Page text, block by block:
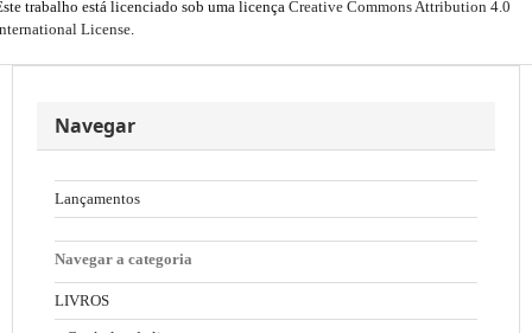
trabalho está licenciado sob uma licença Creative Commons Attribution 4.0
License.
Navegar
Lançamentos
Navegar a categoria
LIVROS